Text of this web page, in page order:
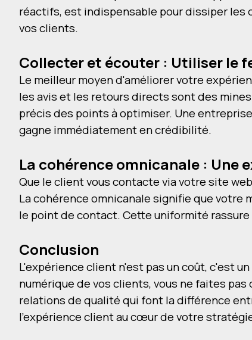
réactifs, est indispensable pour dissiper
vos clients.
Collecter et écouter : Utiliser le
Le meilleur moyen d'améliorer votre
les avis et les retours directs sont des
précis des points à optimiser. Une
gagne immédiatement en crédibilité.
La cohérence omnicanale : Une
Que le client vous contacte via votre site
La cohérence omnicanale signifie que
le point de contact. Cette uniformité
Conclusion
L'expérience client n'est pas un coût, c'est
numérique de vos clients, vous ne faites
relations de qualité qui font la différence
l'expérience client au cœur de votre